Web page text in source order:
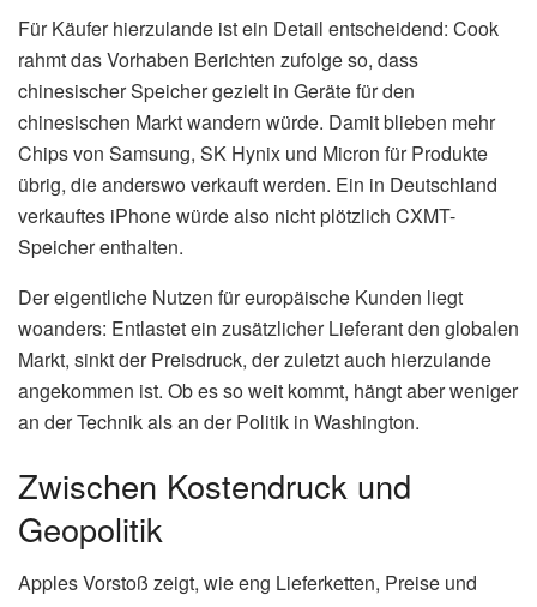
Für Käufer hierzulande ist ein Detail entscheidend: Cook
rahmt das Vorhaben Berichten zufolge so, dass
chinesischer Speicher gezielt in Geräte für den
chinesischen Markt wandern würde. Damit blieben mehr
Chips von Samsung, SK Hynix und Micron für Produkte
übrig, die anderswo verkauft werden. Ein in Deutschland
verkauftes iPhone würde also nicht plötzlich CXMT-
Speicher enthalten.
Der eigentliche Nutzen für europäische Kunden liegt
woanders: Entlastet ein zusätzlicher Lieferant den globalen
Markt, sinkt der Preisdruck, der zuletzt auch hierzulande
angekommen ist. Ob es so weit kommt, hängt aber weniger
an der Technik als an der Politik in Washington.
Zwischen Kostendruck und
Geopolitik
Apples Vorstoß zeigt, wie eng Lieferketten, Preise und